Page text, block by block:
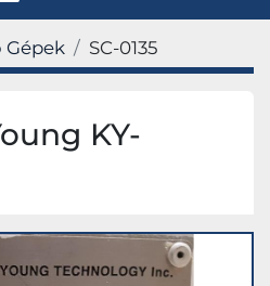
Gépek SC-0135
KY-